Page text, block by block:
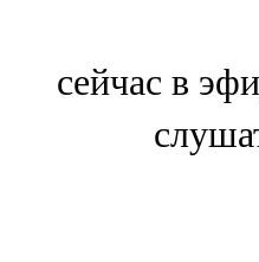
Болгар
сейчас в